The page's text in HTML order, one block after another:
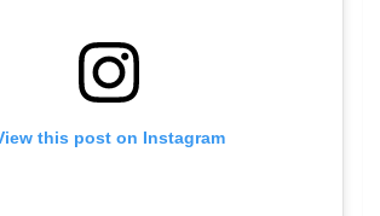
this post on Instagram